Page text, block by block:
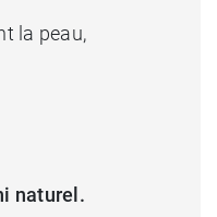
la peau,
naturel.